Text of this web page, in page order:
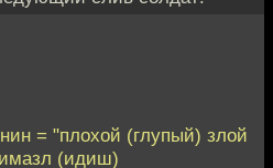
= "плохой (глупый) злой
(идиш)